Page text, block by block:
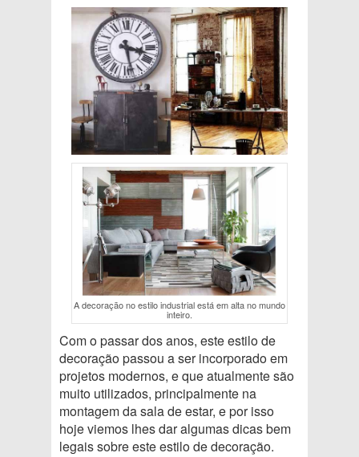
A decoração no estilo industrial está em alta no mundo
inteiro.
Com o passar dos anos, este estilo de
decoração passou a ser incorporado em
projetos modernos, e que atualmente são
muito utilizados, principalmente na
montagem da sala de estar, e por isso
hoje viemos lhes dar algumas dicas bem
legais sobre este estilo de decoração.